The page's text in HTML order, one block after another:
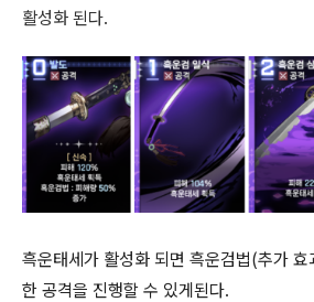
활성화 된다.
흑운태세가 활성화 되면 흑운검법(추가
한 공격을 진행할 수 있게된다.